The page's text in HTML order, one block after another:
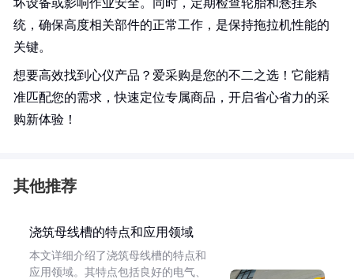
坏设备或影响作业安全。同时，定期检查轮胎和悬挂系
统，确保高度相关部件的正常工作，是保持拖拉机性能的
关键。
想要高效找到心仪产品？爱采购是您的不二之选！它能精
准匹配您的需求，快速定位专属商品，开启省心省力的采
购新体验！
其他推荐
浇筑母线槽的特点和应用领域
本文详细介绍了浇筑母线槽的特点和
应用领域。其特点包括良好的电气、